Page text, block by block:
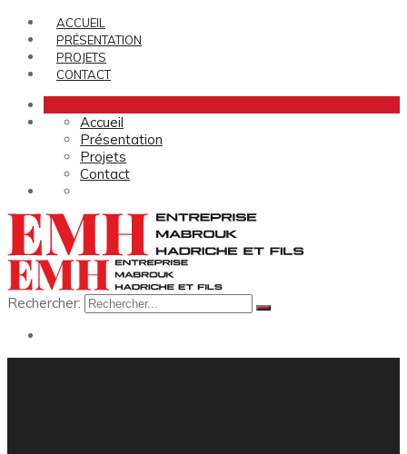
ACCUEIL
PRÉSENTATION
PROJETS
CONTACT
Accueil
Présentation
Projets
Contact
Rechercher: